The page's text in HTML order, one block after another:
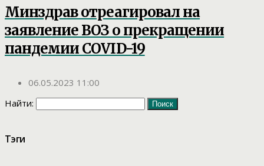
Минздрав отреагировал на
заявление ВОЗ о прекращении
пандемии COVID-19
06.05.2023 11:00
Найти:
Тэги